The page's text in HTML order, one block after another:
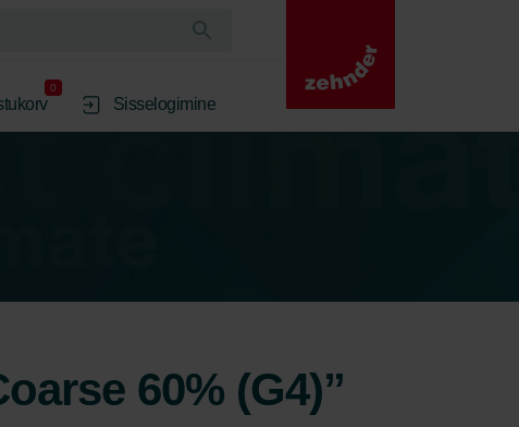
0
Sisselogimine
60% (G4)”